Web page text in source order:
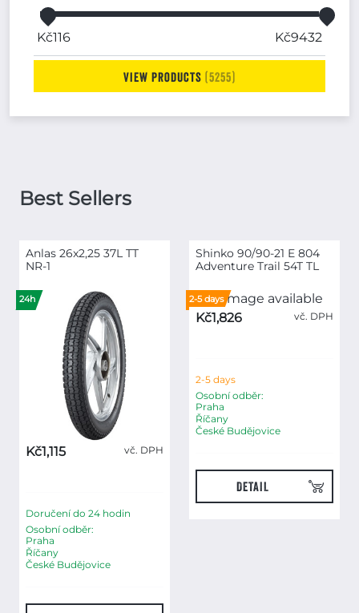
Kč116 Kč9432
View products 5255
Best Sellers
Anlas 26x2,25 37L TT
NR-1
24h
Kč1,115 vč. DPH
Doručení do 24 hodin
Osobní odběr:
Praha
Říčany
České Budějovice
Shinko 90/90-21 E 804
Adventure Trail 54T TL
2-5 days
Kč1,826 vč. DPH
2-5 days
Osobní odběr:
Praha
Říčany
České Budějovice
DETAIL